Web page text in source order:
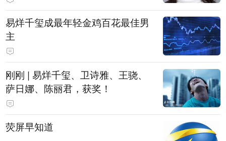
易烊千玺成最年轻金鸡百花最佳男
主
刚刚 | 易烊千玺、卫诗雅、王骁、
萨日娜、陈丽君，获奖！
荧屏早知道